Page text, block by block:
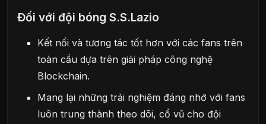
Đối với đội bóng S.S.Lazio
Kết nối và tương tác tốt hơn với các fans trên
toàn cầu dựa trên giải pháp công nghệ
Blockchain.
Mang lại những trải nghiệm đáng nhớ với fans
luôn trung thành theo dõi, cổ vũ cho đội